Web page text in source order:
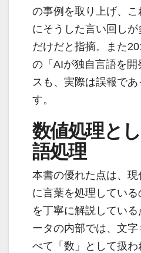
の事例を取り上げ、
にそうした言い回し
だけだと指摘。また
の「AIが独自言語を
スも、実際は誤報であ
す。
数値処理と
語処理
本書の優れた点は、現
に言葉を処理してい
を丁寧に解説してい
ータの内部では、文
べて「数」として扱